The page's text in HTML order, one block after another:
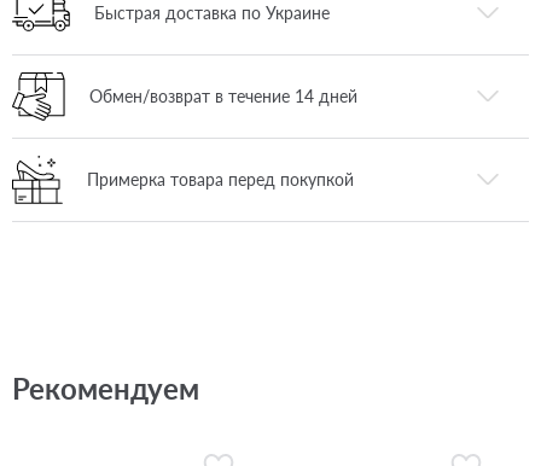
Быстрая доставка по Украине
Обмен/возврат в течение 14 дней
Примерка товара перед покупкой
Рекомендуем